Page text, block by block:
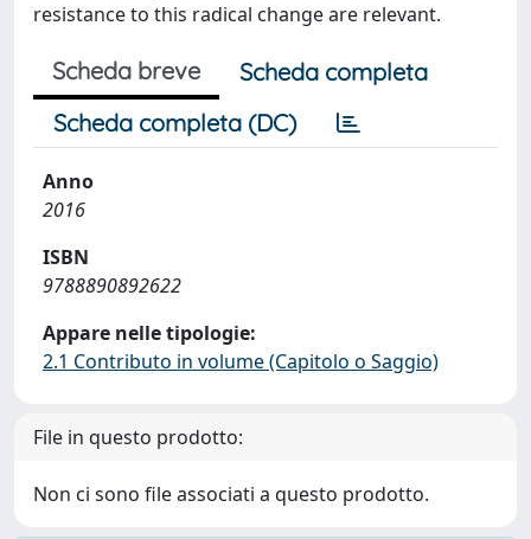
resistance to this radical change are relevant.
Scheda breve
Scheda completa
Scheda completa (DC)
Anno
2016
ISBN
9788890892622
Appare nelle tipologie:
2.1 Contributo in volume (Capitolo o Saggio)
File in questo prodotto:
Non ci sono file associati a questo prodotto.